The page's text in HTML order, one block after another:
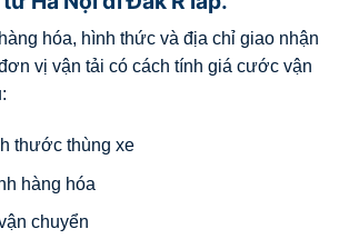
hóa, hình thức và địa chỉ giao nhận
vị vận tải có cách tính giá cước vận
thước thùng xe
hàng hóa
chuyển